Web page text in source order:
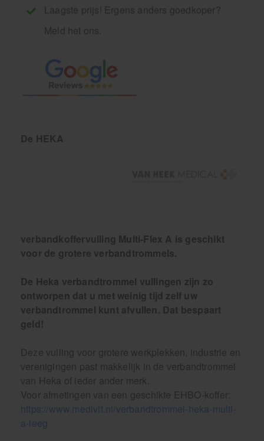
Laagste prijs! Ergens anders goedkoper?
Meld het ons.
De HEKA
verbandkoffervulling Multi-Flex A is geschikt
voor de grotere verbandtrommels.
De Heka verbandtrommel vullingen zijn zo
ontworpen dat u met weinig tijd zelf uw
verbandtrommel kunt afvullen. Dat bespaart
geld!
Deze vulling voor grotere werkplekken, industrie en
verenigingen past makkelijk in de verbandtrommel
van Heka of ieder ander merk.
Voor afmetingen van een geschikte EHBO-koffer:
https://www.medivit.nl/verbandtrommel-heka-multi-
a-leeg